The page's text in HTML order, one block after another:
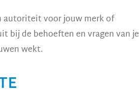
autoriteit voor jouw merk of
bij de behoeften en vragen van je
wekt.